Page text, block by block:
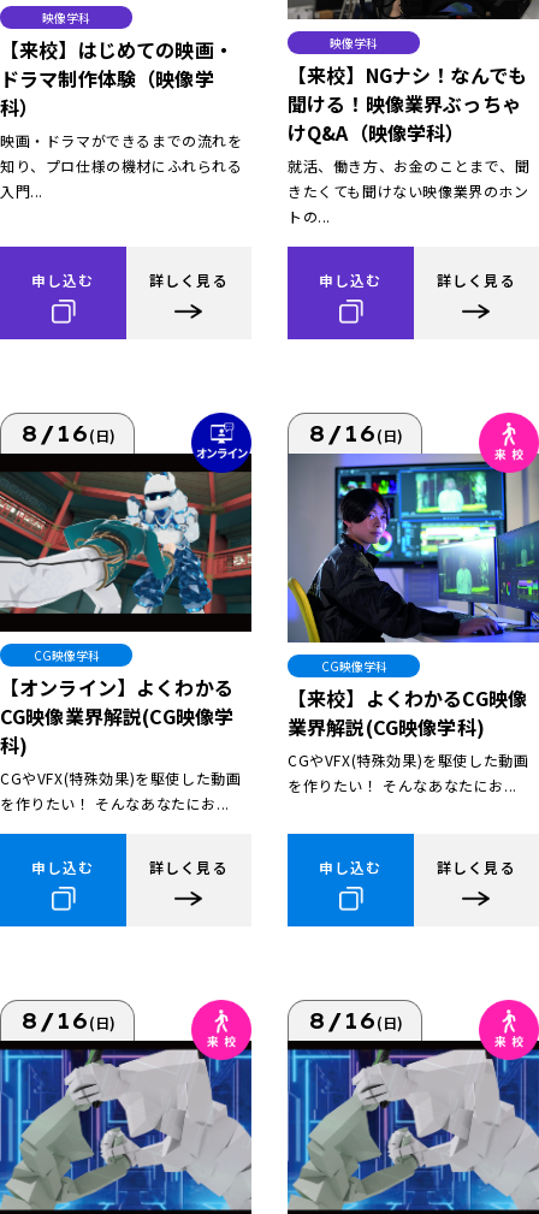
映像学科
【来校】はじめての映画・
ドラマ制作体験（映像学
科）
映画・ドラマができるまでの流れを
知り、プロ仕様の機材にふれられる
入門...
申し込む 詳しく見る
映像学科
【来校】NGナシ！なんでも
聞ける！映像業界ぶっちゃ
けQ&A（映像学科）
就活、働き方、お金のことまで、聞
きたくても聞けない映像業界のホン
トの...
申し込む 詳しく見る
8/16(日)
CG映像学科
【オンライン】よくわかる
CG映像業界解説(CG映像学
科)
CGやVFX(特殊効果)を駆使した動画
を作りたい！ そんなあなたにお...
申し込む 詳しく見る
8/16(日)
CG映像学科
【来校】よくわかるCG映像
業界解説(CG映像学科)
CGやVFX(特殊効果)を駆使した動画
を作りたい！ そんなあなたにお...
申し込む 詳しく見る
8/16(日) 8/16(日)